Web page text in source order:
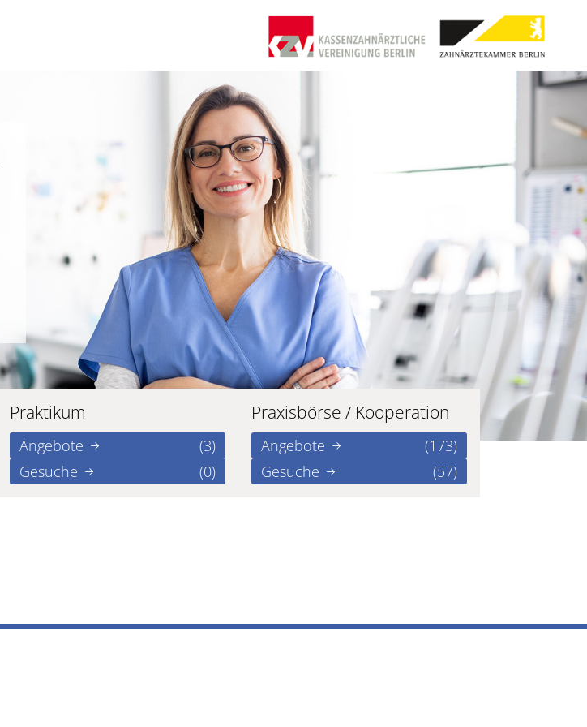
Praktikum
Angebote
(3)
Gesuche
(0)
Praxisbörse / Kooperation
Angebote
(173)
Gesuche
(57)